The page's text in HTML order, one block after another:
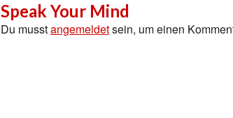
Speak Your Mind
Du musstangemeldetsein, um einen